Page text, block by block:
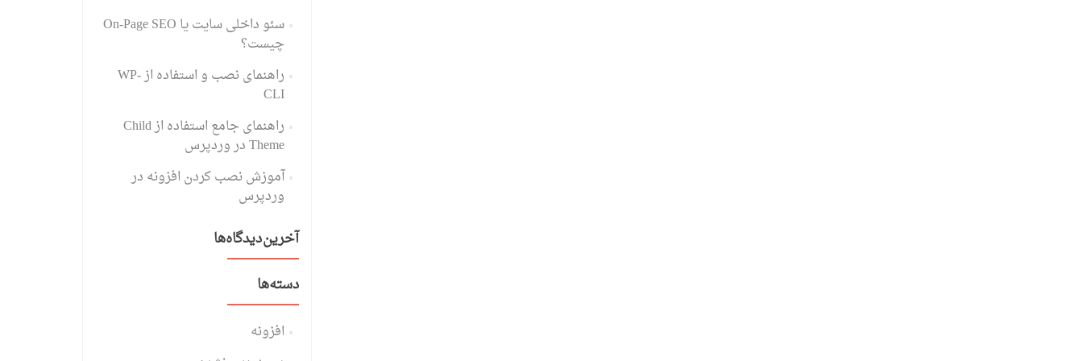
سئو داخلی سایت یا On-Page SEO
چیست؟
راهنمای نصب و استفاده از WP-
CLI
راهنمای جامع استفاده از Child
Theme در وردپرس
آموزش نصب کردن افزونه در
وردپرس
آخرین دیدگاه‌ها
دسته‌ها
افزونه